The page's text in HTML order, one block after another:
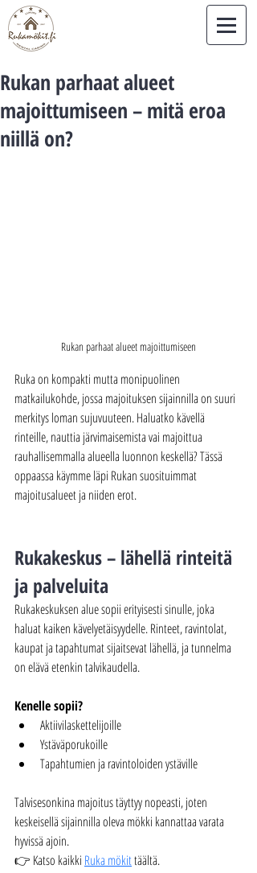
Rukan parhaat alueet
majoittumiseen – mitä eroa
niillä on?
Rukan parhaat alueet majoittumiseen
Ruka on kompakti mutta monipuolinen
matkailukohde, jossa majoituksen sijainnilla on suuri
merkitys loman sujuvuuteen. Haluatko kävellä
rinteille, nauttia järvimaisemista vai majoittua
rauhallisemmalla alueella luonnon keskellä? Tässä
oppaassa käymme läpi Rukan suosituimmat
majoitusalueet ja niiden erot.
Rukakeskus – lähellä rinteitä
ja palveluita
Rukakeskuksen alue sopii erityisesti sinulle, joka
haluat kaiken kävelyetäisyydelle. Rinteet, ravintolat,
kaupat ja tapahtumat sijaitsevat lähellä, ja tunnelma
on elävä etenkin talvikaudella.
Kenelle sopii?
Aktiivilaskettelijoille
Ystäväporukoille
Tapahtumien ja ravintoloiden ystäville
Talvisesonkina majoitus täyttyy nopeasti, joten
keskeisellä sijainnilla oleva mökki kannattaa varata
hyvissä ajoin.
👉 Katso kaikki Ruka mökit täältä.